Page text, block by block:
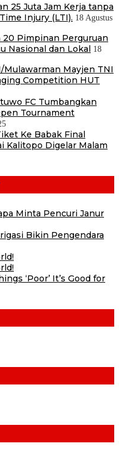
25 Juta Jam Kerja tanpa
Injury (LTI). 18 Agustus
20 Pimpinan Perguruan
Nasional dan Lokal 18
Mulawarman Mayjen TNI
Competition HUT
FC Tumbangkan
Tournament
Ke Babak Final
Kalitopo Digelar Malam
Minta Pencuri Janur
Bikin Pengendara
‘Poor’ It’s Good for